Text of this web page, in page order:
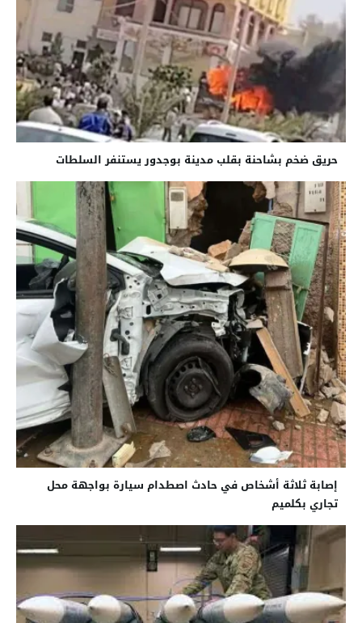
حريق ضخم بشاحنة بقلب مدينة بوجدور يستنفر السلطات
إصابة ثلاثة أشخاص في حادث اصطدام سيارة بواجهة محل
تجاري بكلميم